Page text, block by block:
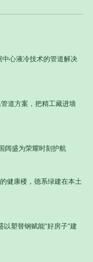
心液冷技术的管道解决
道方案，把精工藏进墙
阔盛为荣耀时刻护航
健康楼，德系绿建在本土
塑替钢赋能”好房子”建